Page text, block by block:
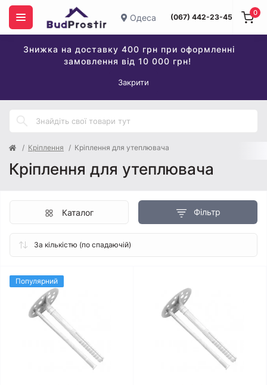
Одеса (067) 442-23-45
Знижка на доставку 400 грн при оформленні
замовлення від 10 000 грн!
Закрити
0
Кріплення Кріплення для утеплювача
Кріплення для утеплювача
Фільтр
Каталог
Популярний